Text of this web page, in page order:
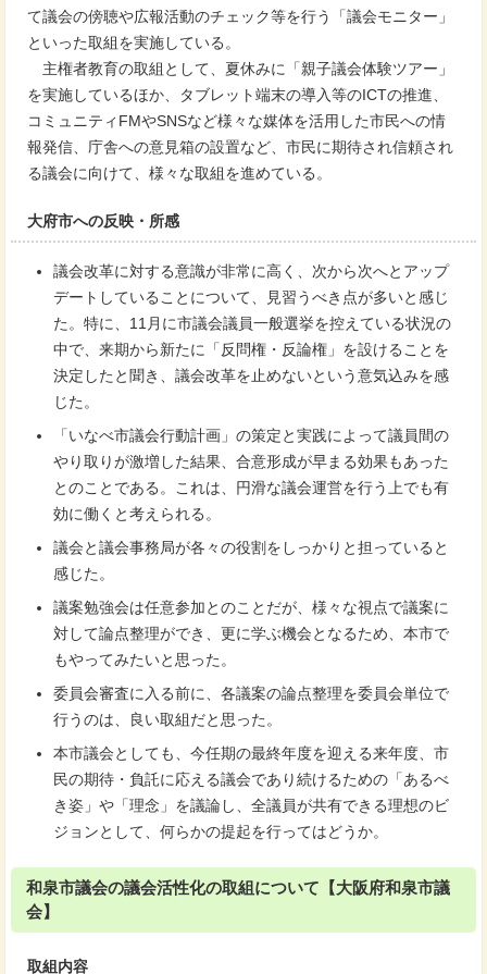
て議会の傍聴や広報活動のチェック等を行う「議会モニター」
といった取組を実施している。
主権者教育の取組として、夏休みに「親子議会体験ツアー」
を実施しているほか、タブレット端末の導入等のICTの推進、
コミュニティFMやSNSなど様々な媒体を活用した市民への情
報発信、庁舎への意見箱の設置など、市民に期待され信頼され
る議会に向けて、様々な取組を進めている。
大府市への反映・所感
議会改革に対する意識が非常に高く、次から次へとアップ
デートしていることについて、見習うべき点が多いと感じ
た。特に、11月に市議会議員一般選挙を控えている状況の
中で、来期から新たに「反問権・反論権」を設けることを
決定したと聞き、議会改革を止めないという意気込みを感
じた。
「いなべ市議会行動計画」の策定と実践によって議員間の
やり取りが激増した結果、合意形成が早まる効果もあった
とのことである。これは、円滑な議会運営を行う上でも有
効に働くと考えられる。
議会と議会事務局が各々の役割をしっかりと担っていると
感じた。
議案勉強会は任意参加とのことだが、様々な視点で議案に
対して論点整理ができ、更に学ぶ機会となるため、本市で
もやってみたいと思った。
委員会審査に入る前に、各議案の論点整理を委員会単位で
行うのは、良い取組だと思った。
本市議会としても、今任期の最終年度を迎える来年度、市
民の期待・負託に応える議会であり続けるための「あるべ
き姿」や「理念」を議論し、全議員が共有できる理想のビ
ジョンとして、何らかの提起を行ってはどうか。
和泉市議会の議会活性化の取組について【大阪府和泉市議
会】
取組内容